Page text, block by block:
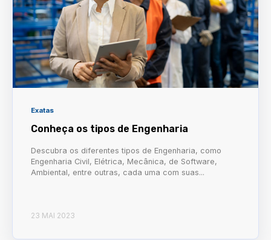
Exatas
Conheça os tipos de Engenharia
Descubra os diferentes tipos de Engenharia, como
Engenharia Civil, Elétrica, Mecânica, de Software,
Ambiental, entre outras, cada uma com suas...
23 MAI 2023